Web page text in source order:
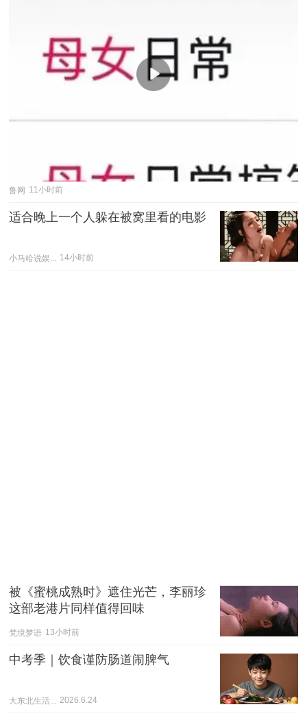
鲁网 11小时前
适合晚上一个人躲在被窝里看的电影
小马哈说娱... 14小时前
被《蜜桃成熟时》遮住光芒，李丽珍
这部老港片同样值得回味
梵境梦语 13小时前
中考季｜饮食谨防肠道闹脾气
大东北生活... 2026.6.24